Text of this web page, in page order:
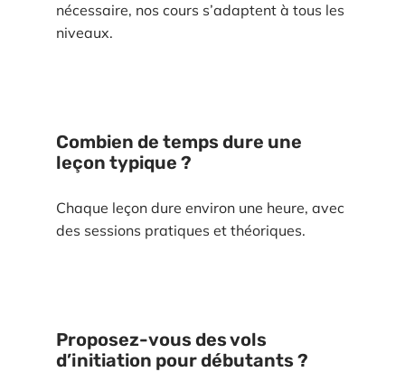
nécessaire, nos cours s’adaptent à tous les
niveaux.
Combien de temps dure une
leçon typique ?
Chaque leçon dure environ une heure, avec
des sessions pratiques et théoriques.
Proposez-vous des vols
d’initiation pour débutants ?